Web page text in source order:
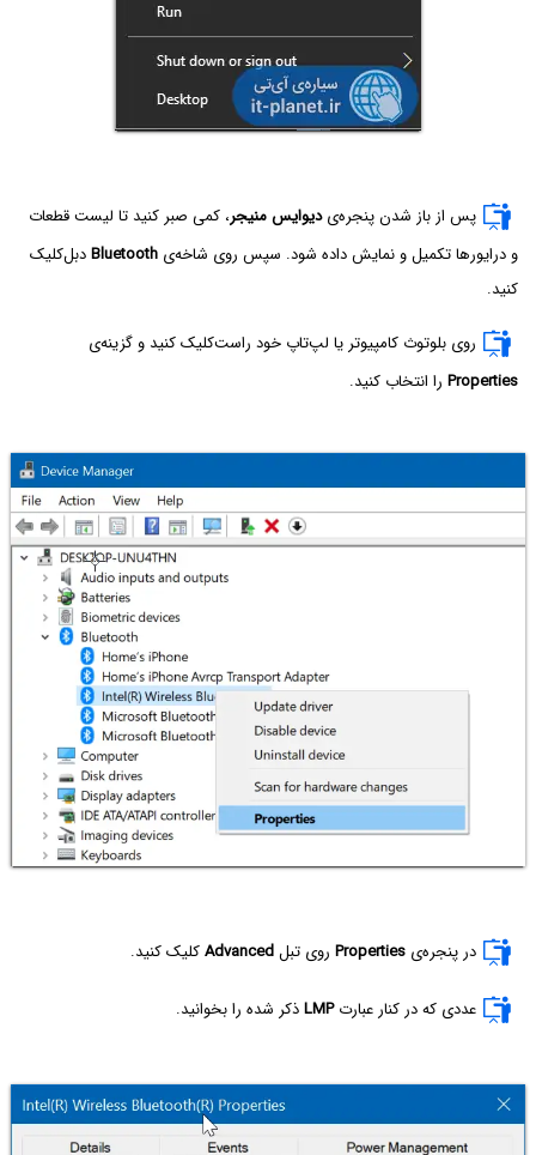
پس از باز شدن پنجره‌یدیوایس منیجر، کمی صبر کنید تا لیست قطعات
و درایورها تکمیل و نمایش داده شود. سپس روی شاخه‌ی Bluetoothدبل‌کلیک
کنید.
روی بلوتوث کامپیوتر یا لپ‌تاپ خود راست‌کلیک کنید و گزینه‌ی
Properties را انتخاب کنید.
در پنجره‌ی Properties روی تبلAdvancedکلیک کنید.
عددی که در کنار عبارتLMPذکر شده را بخوانید.